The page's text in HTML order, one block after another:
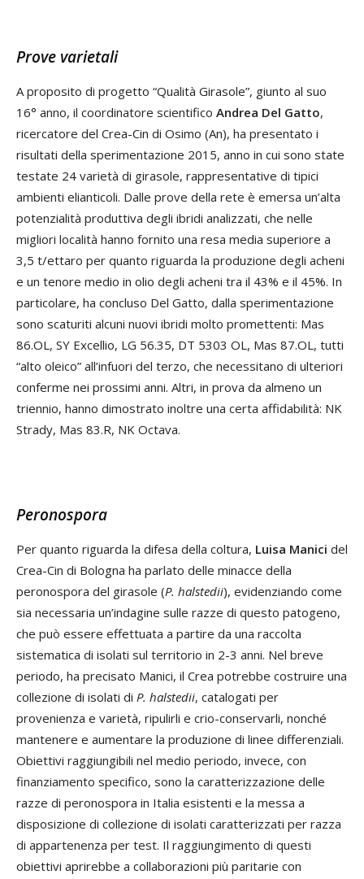
Prove varietali
A proposito di progetto “Qualità Girasole”, giunto al suo
16° anno, il coordinatore scientifico Andrea Del Gatto,
ricercatore del Crea-Cin di Osimo (An), ha presentato i
risultati della sperimentazione 2015, anno in cui sono state
testate 24 varietà di girasole, rappresentative di tipici
ambienti elianticoli. Dalle prove della rete è emersa un’alta
potenzialità produttiva degli ibridi analizzati, che nelle
migliori località hanno fornito una resa media superiore a
3,5 t/ettaro per quanto riguarda la produzione degli acheni
e un tenore medio in olio degli acheni tra il 43% e il 45%. In
particolare, ha concluso Del Gatto, dalla sperimentazione
sono scaturiti alcuni nuovi ibridi molto promettenti: Mas
86.OL, SY Excellio, LG 56.35, DT 5303 OL, Mas 87.OL, tutti
“alto oleico” all’infuori del terzo, che necessitano di ulteriori
conferme nei prossimi anni. Altri, in prova da almeno un
triennio, hanno dimostrato inoltre una certa affidabilità: NK
Strady, Mas 83.R, NK Octava.
Peronospora
Per quanto riguarda la difesa della coltura, Luisa Manici del
Crea-Cin di Bologna ha parlato delle minacce della
peronospora del girasole (P. halstedii), evidenziando come
sia necessaria un’indagine sulle razze di questo patogeno,
che può essere effettuata a partire da una raccolta
sistematica di isolati sul territorio in 2-3 anni. Nel breve
periodo, ha precisato Manici, il Crea potrebbe costruire una
collezione di isolati di P. halstedii, catalogati per
provenienza e varietà, ripulirli e crio-conservarli, nonché
mantenere e aumentare la produzione di linee differenziali.
Obiettivi raggiungibili nel medio periodo, invece, con
finanziamento specifico, sono la caratterizzazione delle
razze di peronospora in Italia esistenti e la messa a
disposizione di collezione di isolati caratterizzati per razza
di appartenenza per test. Il raggiungimento di questi
obiettivi aprirebbe a collaborazioni più paritarie con